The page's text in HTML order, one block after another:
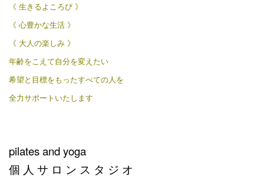
《 生きるよころび 》
《 心豊かな生活 》
《 大人の楽しみ 》
年齢をこえて自分を変えたい
希望と目標をもったすべての人を
全力サポートいたします
pilates and yoga
個 人 サ ロ ン ス タ ジ オ